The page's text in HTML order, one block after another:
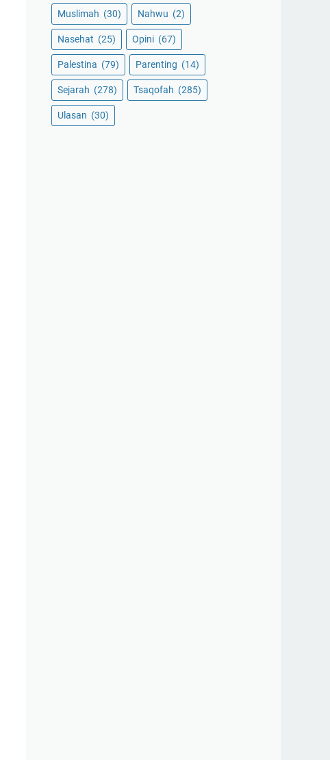
Muslimah (30) Nahwu (2)
Nasehat (25) Opini (67)
Palestina (79) Parenting (14)
Sejarah (278) Tsaqofah (285)
Ulasan (30)